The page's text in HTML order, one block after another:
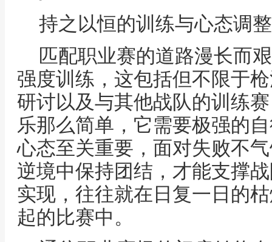
持之以恒的训练与心态调整
匹配职业赛的道路漫长而
强度训练，这包括但不限于
研讨以及与其他战队的训练
乐那么简单，它需要极强的
心态至关重要，面对失败不
逆境中保持团结，才能支撑
实现，往往就在日复一日的
起的比赛中。